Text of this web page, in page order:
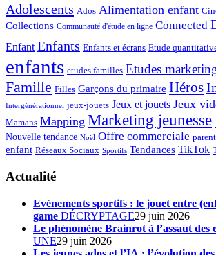
Adolescents Ados Alimentation enfant
Collections Communauté d'étude en ligne Connected
Enfant Enfants Enfants et écrans Etude
enfants etudes familles Etudes
Famille Filles Garçons du primaire Héros
Intergénérationnel jeux-jouets Jeux et jouets Jeux
Mamans Mapping Marketing jeunesse
Nouvelle tendance Noël Offre commerciale
enfant Réseaux Sociaux Sportifs Tendances TikTok
Actualité
Evénements sportifs : le jouet entre
game DÉCRYPTAGE29 juin 2026
Le phénomène Brainrot à l’assaut des
UNE29 juin 2026